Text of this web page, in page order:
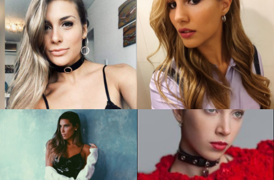
Estefania R. Rocío M.
Ivana P.